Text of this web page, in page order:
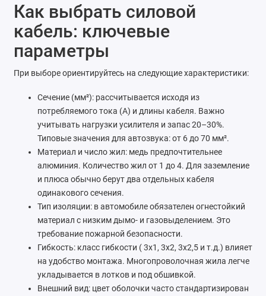
Как выбрать силовой
кабель: ключевые
параметры
При выборе ориентируйтесь на следующие характеристики:
Сечение (мм²): рассчитывается исходя из
потребляемого тока (А) и длины кабеля. Важно
учитывать нагрузки усилителя и запас 20–30%.
Типовые значения для автозвука: от 6 до 70 мм².
Материал и число жил: медь предпочтительнее
алюминия. Количество жил от 1 до 4. Для заземление
и плюса обычно берут два отдельных кабеля
одинакового сечения.
Тип изоляции: в автомобиле обязателен огнестойкий
материал с низким дымо- и газовыделением. Это
требование пожарной безопасности.
Гибкость: класс гибкости ( 3х1, 3х2, 3х2,5 и т.д.) влияет
на удобство монтажа. Многопроволочная жила легче
укладывается в лотков и под обшивкой.
Внешний вид: цвет оболочки часто стандартизирован